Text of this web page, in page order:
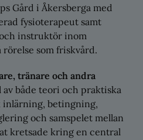
Gård i Åkersberga med
fysioterapeut samt
instruktör inom
som friskvård.
tränare och andra
av både teori och praktiska
betingning,
och samspelet mellan
kretsade kring en central